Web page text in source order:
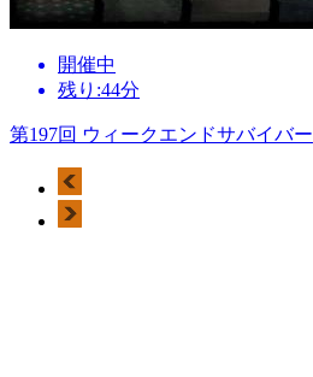
開催中
残り:44分
第197回 ウィークエンドサバイバー